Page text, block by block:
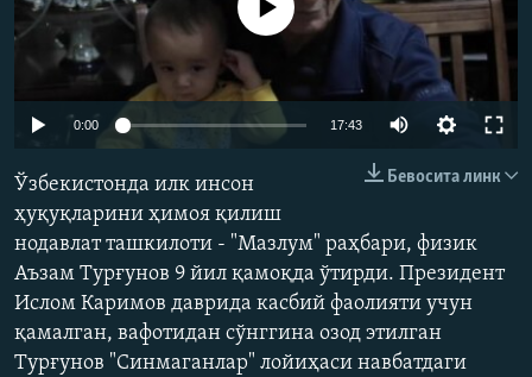
Айни дамда медиа-манба мавжуд эмас
0:00 17:43
Бевосита линк
Ўзбекистонда илк инсон
ҳуқуқларини ҳимоя қилиш
нодавлат ташкилоти - "Мазлум" раҳбари, физик
Аъзам Турғунов 9 йил қамоқда ўтирди. Президент
Ислом Каримов даврида касбий фаолияти учун
қамалган, вафотидан сўнггина озод этилган
Турғунов "Синмаганлар" лойиҳаси навбатдаги